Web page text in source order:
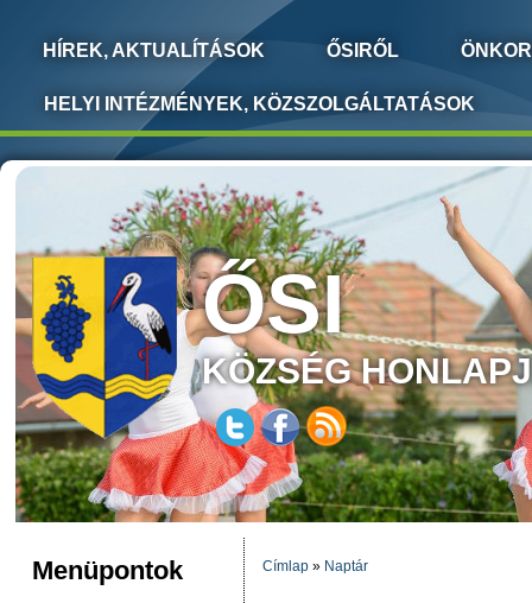
HÍREK, AKTUALÍTÁSOK ŐSIRŐL
HELYI INTÉZMÉNYEK, KÖZSZOLGÁLTATÁSOK
ŐSI
KÖZSÉG
Menüpontok JELENLEGI HELY
Címlap » Naptár